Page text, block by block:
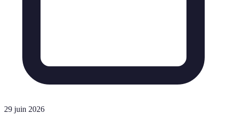
29 juin 2026